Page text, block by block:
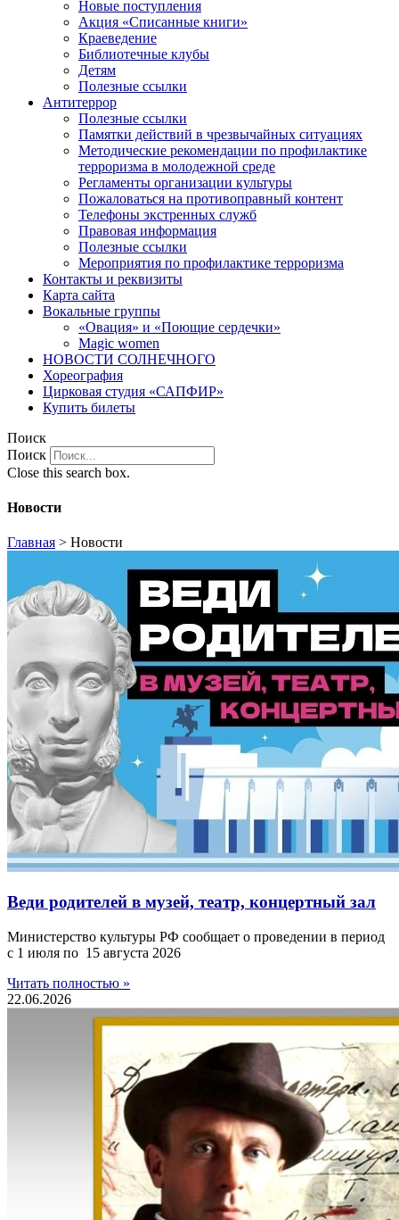
Новые поступления
Акция «Списанные книги»
Краеведение
Библиотечные клубы
Детям
Полезные ссылки
Антитеррор
Полезные ссылки
Памятки действий в чрезвычайных ситуациях
Методические рекомендации по профилактике
терроризма в молодежной среде
Регламенты организации культуры
Пожаловаться на противоправный контент
Телефоны экстренных служб
Правовая информация
Полезные ссылки
Мероприятия по профилактике терроризма
Контакты и реквизиты
Карта сайта
Вокальные группы
«Овация» и «Поющие сердечки»
Magic women
НОВОСТИ СОЛНЕЧНОГО
Хореография
Цирковая студия «САПФИР»
Купить билеты
Поиск
Поиск
Close this search box.
Новости
Главная > Новости
Веди родителей в музей, театр, концертный зал
Министерство культуры РФ сообщает о проведении в период
с 1 июля по 15 августа 2026
Читать полностью »
22.06.2026